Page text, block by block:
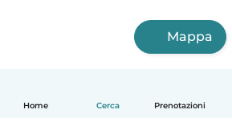
Home Cerca Prenotazioni
Mappa